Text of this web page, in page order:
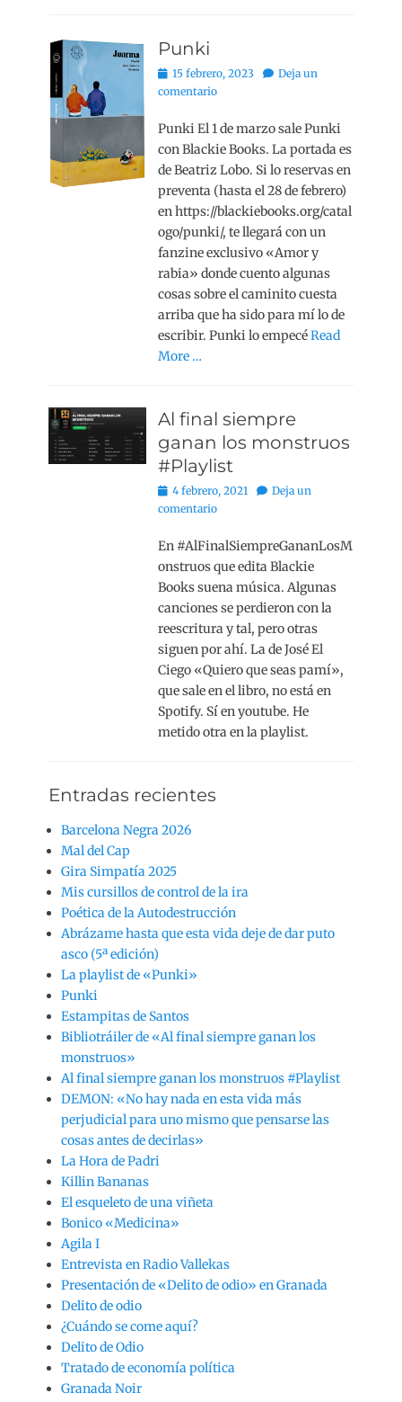
Punki
Publicado
el
15 febrero, 2023
Deja un
comentario
Punki El 1 de marzo sale Punki
con Blackie Books. La portada es
de Beatriz Lobo. Si lo reservas en
preventa (hasta el 28 de febrero)
en https://blackiebooks.org/catal
ogo/punki/, te llegará con un
fanzine exclusivo «Amor y
rabia» donde cuento algunas
cosas sobre el caminito cuesta
arriba que ha sido para mí lo de
escribir. Punki lo empecéRead
More …
Al final siempre
ganan los monstruos
#Playlist
Publicado
el
4 febrero, 2021
Deja un
comentario
En #AlFinalSiempreGananLosM
onstruos que edita Blackie
Books suena música. Algunas
canciones se perdieron con la
reescritura y tal, pero otras
siguen por ahí. La de José El
Ciego «Quiero que seas pamí»,
que sale en el libro, no está en
Spotify. Sí en youtube. He
metido otra en la playlist.
Entradas recientes
Barcelona Negra 2026
Mal del Cap
Gira Simpatía 2025
Mis cursillos de control de la ira
Poética de la Autodestrucción
Abrázame hasta que esta vida deje de dar puto
asco (5ª edición)
La playlist de «Punki»
Punki
Estampitas de Santos
Bibliotráiler de «Al final siempre ganan los
monstruos»
Al final siempre ganan los monstruos #Playlist
DEMON: «No hay nada en esta vida más
perjudicial para uno mismo que pensarse las
cosas antes de decirlas»
La Hora de Padri
Killin Bananas
El esqueleto de una viñeta
Bonico «Medicina»
Agila I
Entrevista en Radio Vallekas
Presentación de «Delito de odio» en Granada
Delito de odio
¿Cuándo se come aquí?
Delito de Odio
Tratado de economía política
Granada Noir